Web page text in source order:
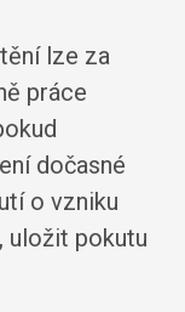
lze za
práce
dočasné
o vzniku
uložit pokutu